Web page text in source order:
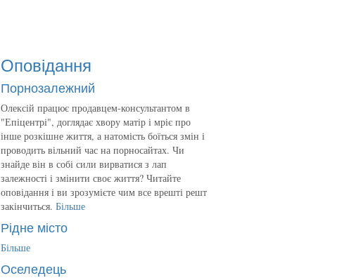
Оповідання
Порнозалежний
Олексій працює продавцем-консультантом в
"Епіцентрі", доглядає хвору матір і мріє про
інше розкішне життя, а натомість боїться змін і
проводить вільний час на порносайтах. Чи
знайде він в собі сили вирватися з лап
залежності і змінити своє життя? Читайте
оповідання і ви зрозумієте чим все врешті решт
закінчиться. Більше
Рідне місто
Більше
Оселедець